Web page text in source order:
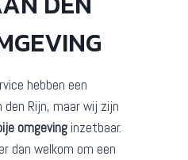
hebben een
den Rijn, maar wij zijn
omgeving inzetbaar.
dan welkom om een